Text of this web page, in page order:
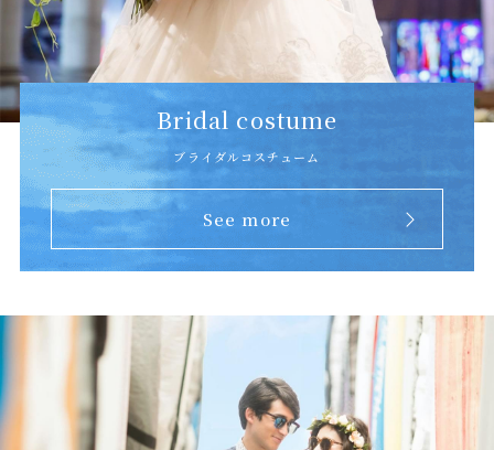
Bridal costume
ブライダルコスチューム
See more